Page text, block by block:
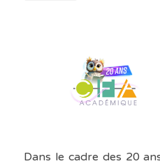
Dans le cadre des 20